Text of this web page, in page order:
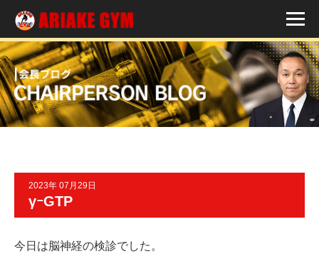
γｰGTP
2023年 07月29日
今日は脳神経の検診でした。